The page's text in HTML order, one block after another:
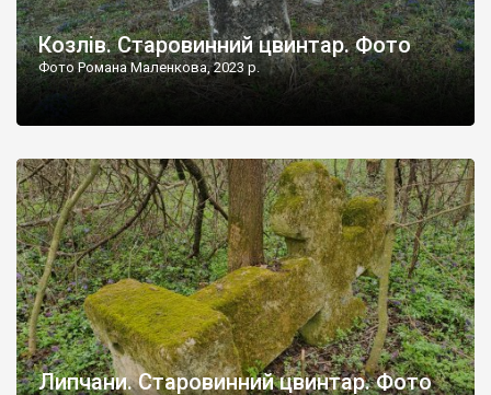
Козлів. Старовинний цвинтар. Фото
Фото Романа Маленкова, 2023 р.
Липчани. Старовинний цвинтар. Фото